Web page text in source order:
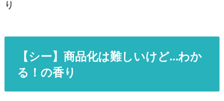
り
【シー】商品化は難しいけど…わか
る！の香り